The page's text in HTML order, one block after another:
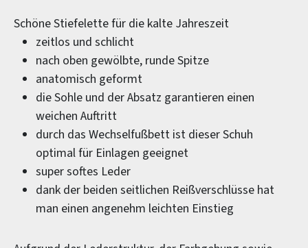
Schöne Stiefelette für die kalte Jahreszeit
zeitlos und schlicht
nach oben gewölbte, runde Spitze
anatomisch geformt
die Sohle und der Absatz garantieren einen
weichen Auftritt
durch das Wechselfußbett ist dieser Schuh
optimal für Einlagen geeignet
super softes Leder
dank der beiden seitlichen Reißverschlüsse hat
man einen angenehm leichten Einstieg